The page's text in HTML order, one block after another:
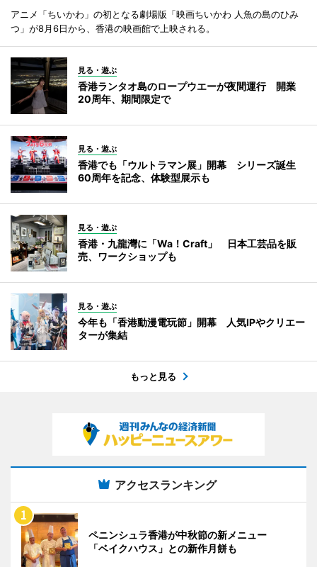
アニメ「ちいかわ」の初となる劇場版「映画ちいかわ 人魚の島のひみ
つ」が8月6日から、香港の映画館で上映される。
見る・遊ぶ
香港ランタオ島のロープウエーが夜間運行 開業
20周年、期間限定で
見る・遊ぶ
香港でも「ウルトラマン展」開幕 シリーズ誕生
60周年を記念、体験型展示も
見る・遊ぶ
香港・九龍灣に「Wa！Craft」 日本工芸品を販
売、ワークショップも
見る・遊ぶ
今年も「香港動漫電玩節」開幕 人気IPやクリエー
ターが集結
もっと見る
アクセスランキング
ペニンシュラ香港が中秋節の新メニュー
「ベイクハウス」との新作月餅も